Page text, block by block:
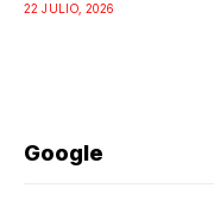
22 JULIO, 2026
Google